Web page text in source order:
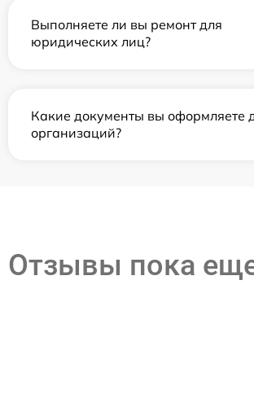
Выполняете ли вы ремонт для
юридических лиц?
Какие документы вы оформляете
организаций?
Отзывы пока